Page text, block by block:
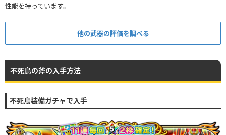
性能を持っています。
他の武器の評価を調べる
不死鳥の斧の入手方法
不死鳥装備ガチャで入手